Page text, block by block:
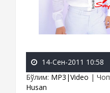
14-Сен-2011 10:58
Бўлим: MP3|Video |
Husan